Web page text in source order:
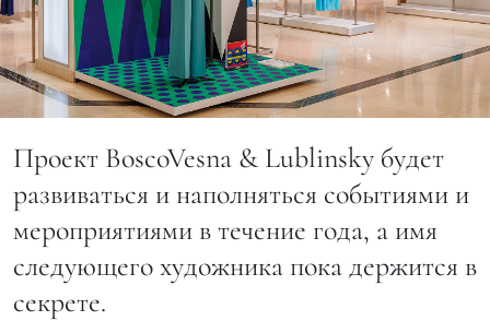
Проект BoscoVesna & Lublinsky будет
развиваться и наполняться событиями и
мероприятиями в течение года, а имя
следующего художника пока держится в
секрете.